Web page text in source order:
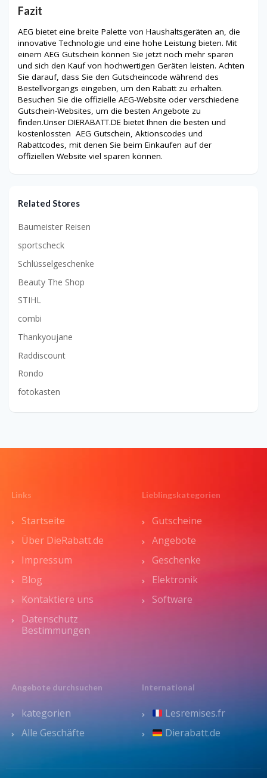
Fazit
AEG bietet eine breite Palette von Haushaltsgeräten an, die
innovative Technologie und eine hohe Leistung bieten. Mit
einem AEG Gutschein können Sie jetzt noch mehr sparen
und sich den Kauf von hochwertigen Geräten leisten. Achten
Sie darauf, dass Sie den Gutscheincode während des
Bestellvorgangs eingeben, um den Rabatt zu erhalten.
Besuchen Sie die offizielle AEG-Website oder verschiedene
Gutschein-Websites, um die besten Angebote zu
finden.Unser DIERABATT.DE bietet Ihnen die besten und
kostenlossten AEG Gutschein, Aktionscodes und
Rabattcodes, mit denen Sie beim Einkaufen auf der
offiziellen Website viel sparen können.
Related Stores
Baumeister Reisen
sportscheck
Schlüsselgeschenke
Beauty The Shop
STIHL
combi
Thankyoujane
Raddiscount
Rondo
fotokasten
Links
Startseite
Über DieRabatt.de
Impressum
Blog
Kontaktiere uns
Datenschutz
Bestimmungen
Lieblingskategorien
Gutscheine
Angebote
Geschenke
Elektronik
Software
Angebote durchsuchen
kategorien
Alle Geschäfte
International
Lesremises.fr
Dierabatt.de